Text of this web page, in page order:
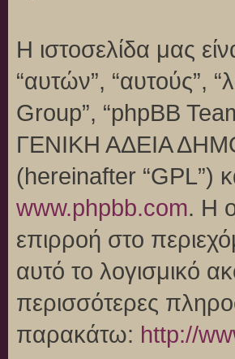
Η ιστοσελίδα μας
“αυτών”, “αυτούς”,
Group”, “phpBB
ΓΕΝΙΚΗ ΑΔΕΙΑ
(hereinafter “GPL”)
www.phpbb.com. Η
επιρροή στο
αυτό το λογισμικό
περισσότερες
παρακάτω: http://